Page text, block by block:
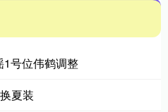
1号位伟鹤调整
夏装